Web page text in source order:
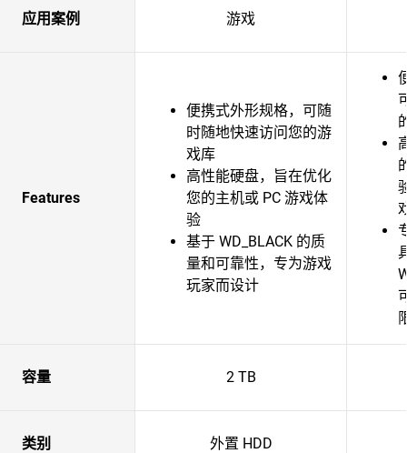
应用案例 游戏
Features
便携式外形规格，可随
时随地快速访问您的游
戏库
高性能硬盘，旨在优化
您的主机或 PC 游戏体
验
基于 WD_BLACK 的质
量和可靠性，专为游戏
玩家而设计
容量 2 TB
类别 外置 HDD